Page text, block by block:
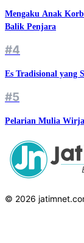
Mengaku Anak
Balik Penjara
#4
Es Tradisional yang
#5
Pelarian Mulia
© 2026